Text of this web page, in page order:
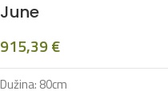
June
915,39€
Dužina: 80cm